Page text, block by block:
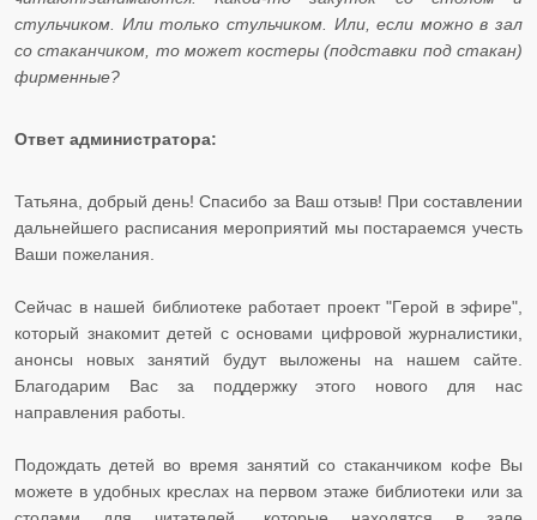
стульчиком. Или только стульчиком. Или, если можно в зал
со стаканчиком, то может костеры (подставки под стакан)
фирменные?
Ответ администратора:
Татьяна, добрый день! Спасибо за Ваш отзыв! При составлении
дальнейшего расписания мероприятий мы постараемся учесть
Ваши пожелания.
Сейчас в нашей библиотеке работает проект "Герой в эфире",
который знакомит детей с основами цифровой журналистики,
анонсы новых занятий будут выложены на нашем сайте.
Благодарим Вас за поддержку этого нового для нас
направления работы.
Подождать детей во время занятий со стаканчиком кофе Вы
можете в удобных креслах на первом этаже библиотеки или за